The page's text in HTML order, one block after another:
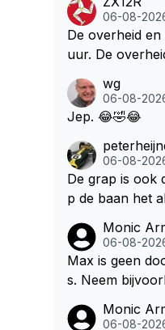
06-08-
De overheid
uur. De
Staat het best
(Robin Hood)
verdiende
aar een stuiver
ook nooit
nningen bij
weer wel
wg
06-08-
Jep. 😂🤣😂
06-08-
De grap is ook
p de baan het
niet echt zien. ;)
Monic
06-08-
Max is geen
s. Neem
s en al een
Monic
06-08-